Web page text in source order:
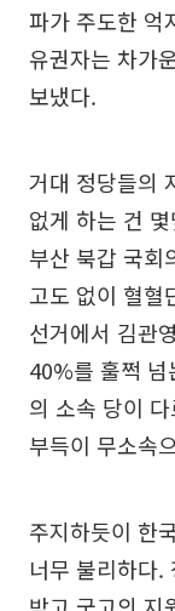
파가 주도한 억
유권자는 차가
보냈다.
거대 정당들의
없게 하는 건
부산 북갑 국회
고도 없이 혈혈
선거에서 김관
40%를 훌쩍 넘
의 소속 당이
부득이 무소속
주지하듯이 한
너무 불리하다.